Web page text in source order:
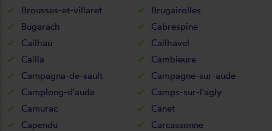
Brousses-et-villaret
Brugairolles
Bugarach
Cabrespine
Cailhau
Cailhavel
Cailla
Cambieure
Campagna-de-sault
Campagne-sur-aude
Camplong-d'aude
Camps-sur-l'agly
Camurac
Canet
Capendu
Carcassonne